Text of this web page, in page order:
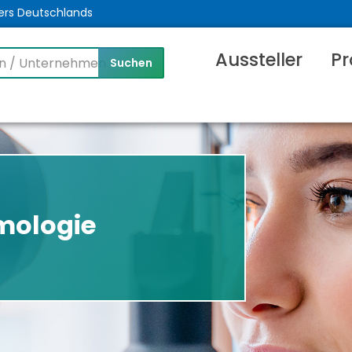
Deutschlands
Aussteller